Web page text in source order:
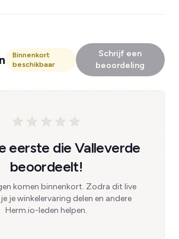
Binnenkort
beschikbaar
Schrijf een
beoordeling
eerste die Valleverde
beoordeelt!
komen binnenkort. Zodra dit live
je winkelervaring delen en andere
Herm.io-leden helpen.